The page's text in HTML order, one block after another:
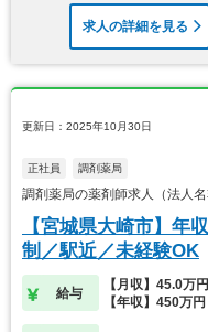
求人の詳細を見る
更新日：2025年10月30日
正社員 調剤薬局
調剤薬局の薬剤師求人（法人
【宮城県大崎市】年
制／駅近／未経験OK
給与
【月収】45.0万
【年収】450万